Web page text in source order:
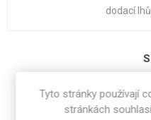
dodací
Tyto stránky používají
stránkách